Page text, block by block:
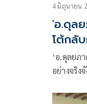
4 มิถุนายน
'อ.ดุล
โต้กลั
'แมคคิ
‘อ.ดุลยภ
อย่างจริงจังได้แล้ว หันหน้า
ไม่เคยคิด